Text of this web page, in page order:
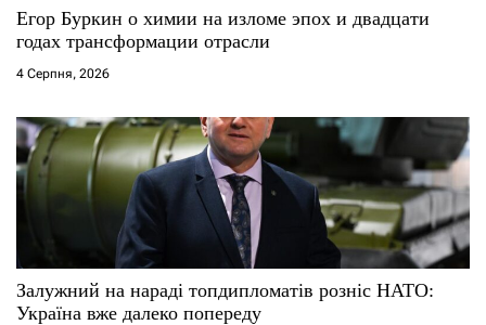
Егор Буркин о химии на изломе эпох и двадцати
годах трансформации отрасли
4 Серпня, 2026
Залужний на нараді топдипломатів розніс НАТО:
Україна вже далеко попереду